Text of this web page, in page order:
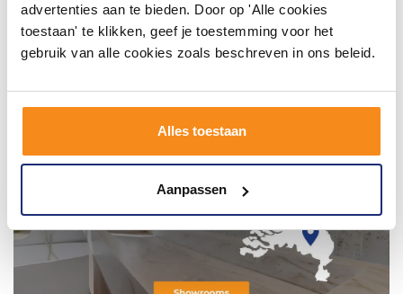
advertenties aan te bieden. Door op 'Alle cookies
toestaan' te klikken, geef je toestemming voor het
gebruik van alle cookies zoals beschreven in ons beleid.
Alles toestaan
Aanpassen